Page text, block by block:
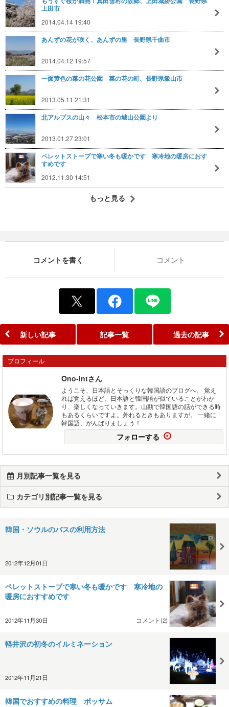
上田市
2014.04.14 19:40
あんずの花が咲く、あんずの里 長野県千曲市
2014.04.12 19:57
一面黄色の菜の花公園 菜の花の町、長野県飯山市
2013.05.11 21:31
北アルプスの山々 松本市の城山公園より
2013.01.27 23:01
ペレットストーブで寒い冬も暖かです 寒冷地の暖房におす
すめです
2012.11.30 14:51
もっと見る
コメントを書く コメント
新しい記事 記事一覧 過去の記事
プロフィール
Ono-intさん
ようこそ、日本語とそっくりな韓国語のブログへ。 覚え
れば覚えるほど、日本語と韓国語が似ていることがわか
り、楽しくなっていきます。山勘で韓国語の話ができる時
もあるくらいですよ。外れるときもありますが。 一緒に
韓国語、がんばりましょう！
フォローする
月別記事一覧を見る
カテゴリ別記事一覧を見る
韓国・ソウルのバスの利用方法
2012年12月01日
ペレットストーブで寒い冬も暖かです 寒冷地の
暖房におすすめです
2012年11月30日 コメント(2)
軽井沢の初冬のイルミネーション
2012年11月21日
韓国でおすすめの料理 ポッサム